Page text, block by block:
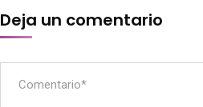
Deja un comentario